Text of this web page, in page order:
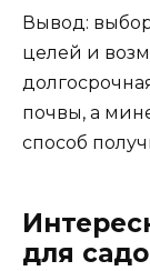
Вывод:
целей и
почвы, а
способ
для